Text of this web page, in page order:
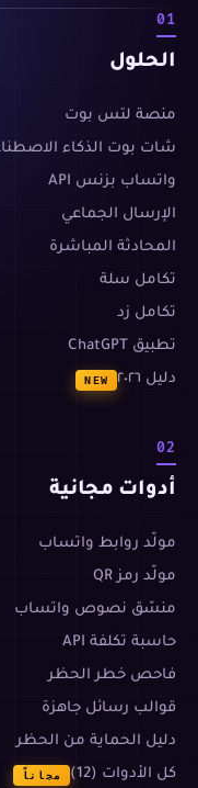
01
الحلول
منصة لتس بوت
شات بوت الذكاء
واتساب بزنس API
الإرسال الجماعي
المحادثة المباشرة
تكامل سلة
تكامل زد
تطبيق ChatGPT
دليل ٢٠٢٦
NEW
02
أدوات مجانية
مولّد روابط واتساب
مولّد رمز QR
منسّق نصوص واتساب
حاسبة تكلفة API
فاحص خطر الحظر
قوالب رسائل جاهزة
دليل الحماية من الحظر
كل الأدوات (12)
مجاناً